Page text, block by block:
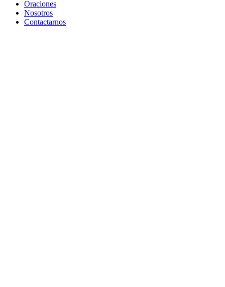
Oraciones
Nosotros
Contactarnos